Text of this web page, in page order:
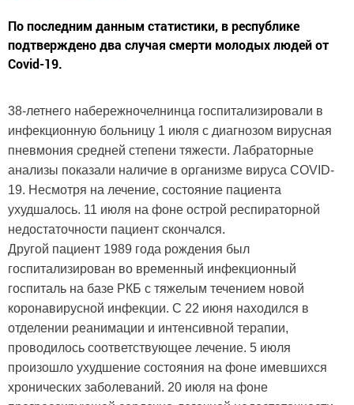
По последним данным статистики, в республике
подтверждено два случая смерти молодых людей от
Covid-19.
38-летнего набережночелнинца госпитализировали в
инфекционную больницу 1 июля с диагнозом вирусная
пневмония средней степени тяжести. Лабраторные
анализы показали наличие в организме вируса COVID-
19. Несмотря на лечение, состояние пациента
ухудшалось. 11 июля на фоне острой респираторной
недостаточности пациент скончался.
Другой пациент 1989 года рождения был
госпитализирован во временный инфекционный
госпиталь на базе РКБ с тяжелым течением новой
коронавирусной инфекции. С 22 июня находился в
отделении реанимации и интенсивной терапии,
проводилось соответствующее лечение. 5 июля
произошло ухудшение состояния на фоне имевшихся
хронических заболеваний. 20 июля на фоне